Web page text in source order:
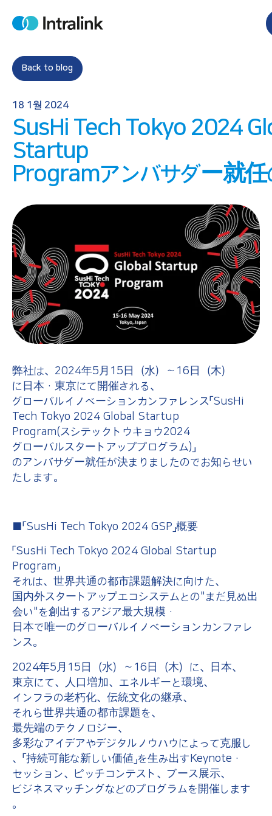
H
e
Back to blog
18 1월 2024
SusHi Tech Tokyo 2024
Startup
Programアンバサダー就任
弊社は、2024年5月15日（水）～16日（木）
に日本・東京にて開催される、
グローバルイノベーションカンファレンス「SusHi
Tech Tokyo 2024 Global Startup
Program(スシテックトウキョウ2024
グローバルスタートアッププログラム)」
のアンバサダー就任が決まりましたのでお知らせい
たします。
■「SusHi Tech Tokyo 2024 GSP」概要
「SusHi Tech Tokyo 2024 Global Startup
Program」
それは、世界共通の都市課題解決に向けた、
国内外スタートアップエコシステムとの"まだ見ぬ出
会い"を創出するアジア最大規模・
日本で唯一のグローバルイノベーションカンファレ
ンス。
2024年5月15日（水）～16日（木）に、日本、
東京にて、人口増加、エネルギーと環境、
インフラの老朽化、伝統文化の継承、
それら世界共通の都市課題を、
最先端のテクノロジー、
多彩なアイデアやデジタルノウハウによって克服し
、「持続可能な新しい価値」を生み出すKeynote・
セッション、ピッチコンテスト、ブース展示、
ビジネスマッチングなどのプログラムを開催します
。